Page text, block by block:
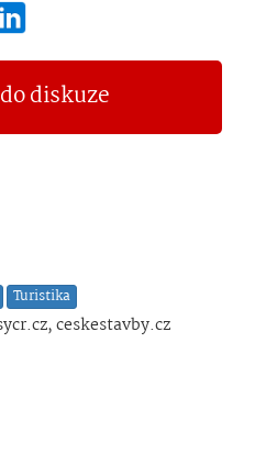
diskuze
Turistika
ceskestavby.cz